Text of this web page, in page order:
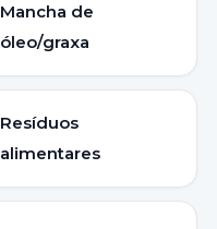
Mancha de
óleo/graxa
Resíduos
alimentares